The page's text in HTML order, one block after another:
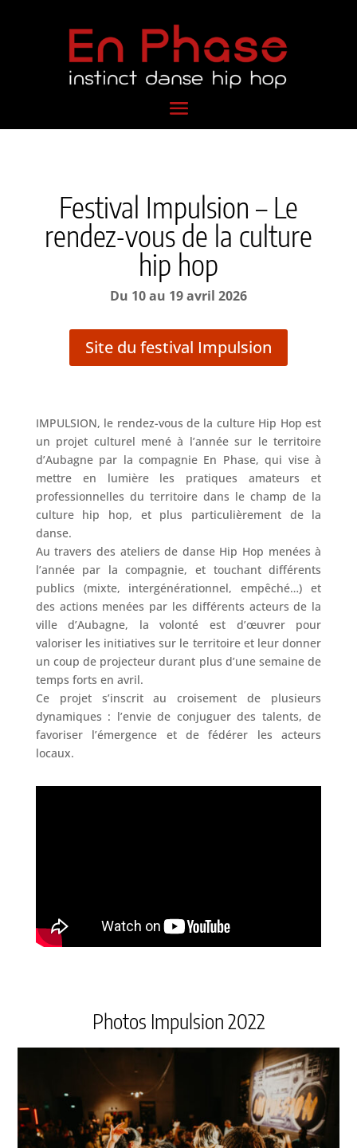
Festival Impulsion – Le
rendez-vous de la culture
hip hop
Du 10 au 19 avril 2026
Site du festival Impulsion
IMPULSION, le rendez-vous de la culture Hip Hop est
un projet culturel mené à l’année sur le territoire
d’Aubagne par la compagnie En Phase, qui vise à
mettre en lumière les pratiques amateurs et
professionnelles du territoire dans le champ de la
culture hip hop, et plus particulièrement de la
danse.
Au travers des ateliers de danse Hip Hop menées à
l’année par la compagnie, et touchant différents
publics (mixte, intergénérationnel, empêché…) et
des actions menées par les différents acteurs de la
ville d’Aubagne, la volonté est d’œuvrer pour
valoriser les initiatives sur le territoire et leur donner
un coup de projecteur durant plus d’une semaine de
temps forts en avril.
Ce projet s’inscrit au croisement de plusieurs
dynamiques : l’envie de conjuguer des talents, de
favoriser l’émergence et de fédérer les acteurs
locaux.
Photos Impulsion 2022